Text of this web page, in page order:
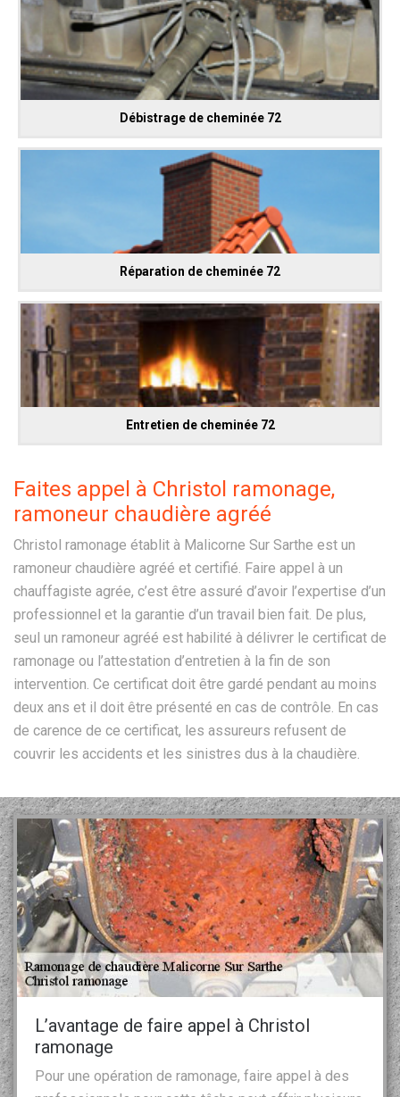
Débistrage de cheminée 72
Réparation de cheminée 72
Entretien de cheminée 72
Faites appel à Christol ramonage,
ramoneur chaudière agréé
Christol ramonage établit à Malicorne Sur Sarthe est un
ramoneur chaudière agréé et certifié. Faire appel à un
chauffagiste agrée, c’est être assuré d’avoir l’expertise d’un
professionnel et la garantie d’un travail bien fait. De plus,
seul un ramoneur agréé est habilité à délivrer le certificat de
ramonage ou l’attestation d’entretien à la fin de son
intervention. Ce certificat doit être gardé pendant au moins
deux ans et il doit être présenté en cas de contrôle. En cas
de carence de ce certificat, les assureurs refusent de
couvrir les accidents et les sinistres dus à la chaudière.
L’avantage de faire appel à Christol
ramonage
Pour une opération de ramonage, faire appel à des